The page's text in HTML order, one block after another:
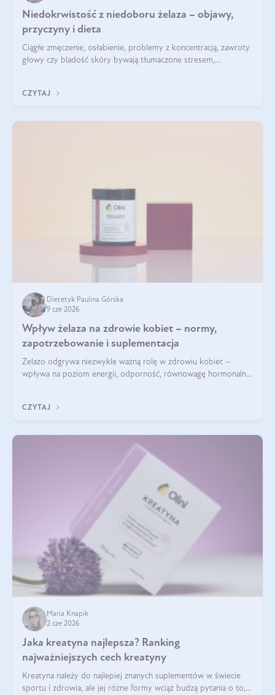
Niedokrwistość z niedoboru żelaza – objawy,
przyczyny i dieta
Ciągłe zmęczenie, osłabienie, problemy z koncentracją, zawroty
głowy czy bladość skóry bywają tłumaczone stresem,
CZYTAJ
Dietetyk Paulina Górska
9 cze 2026
Wpływ żelaza na zdrowie kobiet – normy,
zapotrzebowanie i suplementacja
Żelazo odgrywa niezwykle ważną rolę w zdrowiu kobiet –
wpływa na poziom energii, odporność, równowagę hormonalną
zawrotów głowy czy problemów z
CZYTAJ
Maria Knapik
2 cze 2026
Jaka kreatyna najlepsza? Ranking
najważniejszych cech kreatyny
Kreatyna należy do najlepiej znanych suplementów w świecie
sportu i zdrowia, ale jej różne formy wciąż budzą pytania o to,